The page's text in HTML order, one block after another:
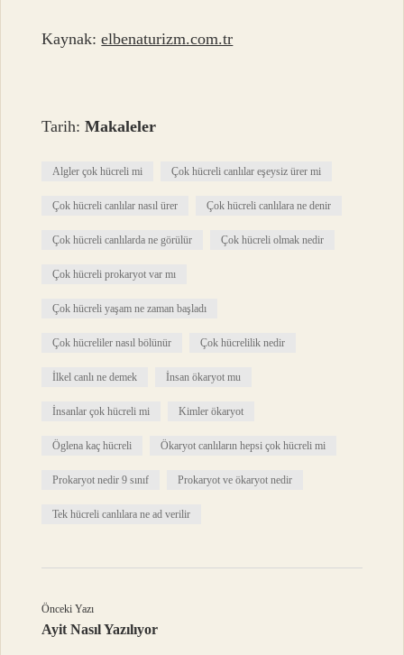
Kaynak:elbenaturizm.com.tr
Tarih:Makaleler
Algler çok hücreli mi Çok hücreli canlılar eşeysiz ürer mi
Çok hücreli canlılar nasıl ürer Çok hücreli canlılara ne denir
Çok hücreli canlılarda ne görülür Çok hücreli olmak nedir
Çok hücreli prokaryot var mı
Çok hücreli yaşam ne zaman başladı
Çok hücreliler nasıl bölünür Çok hücrelilik nedir
İlkel canlı ne demek İnsan ökaryot mu
İnsanlar çok hücreli mi Kimler ökaryot
Öglena kaç hücreli Ökaryot canlıların hepsi çok hücreli mi
Prokaryot nedir 9 sınıf Prokaryot ve ökaryot nedir
Tek hücreli canlılara ne ad verilir
Önceki Yazı
Ayit Nasıl Yazılıyor